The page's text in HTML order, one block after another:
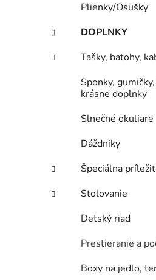
Plienky/Osušky
DOPLNKY
Tašky, batohy,
Sponky,
krásne doplnky
Slnečné okuliare
Dáždniky
Špeciálna
Stolovanie
Detský riad
Prestieranie a
Boxy na jedlo,